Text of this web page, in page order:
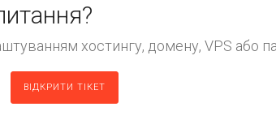
хостингу, домену, VPS або
ВІДКРИТИ ТІКЕТ